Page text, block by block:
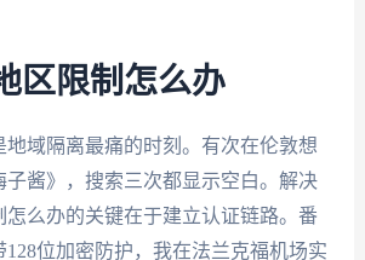
区限制怎么办
地域隔离最痛的时刻。有次在伦敦想
子酱》，搜索三次都显示空白。解决
怎么办的关键在于建立认证链路。番
位加密防护，我在法兰克福机场实